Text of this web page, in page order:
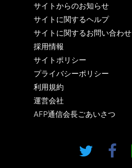
サイトからのお知らせ
サイトに関するヘルプ
サイトに関するお問い合わせ
採用情報
サイトポリシー
プライバシーポリシー
利用規約
運営会社
AFP通信会長ごあいさつ